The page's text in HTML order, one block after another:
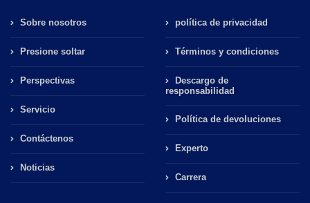
Sobre nosotros
Presione soltar
Perspectivas
Servicio
Contáctenos
Noticias
política de privacidad
Términos y condiciones
Descargo de
responsabilidad
Política de devoluciones
Experto
Carrera